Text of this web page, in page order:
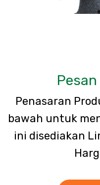
Penasaran
bawah untuk
ini disediakan